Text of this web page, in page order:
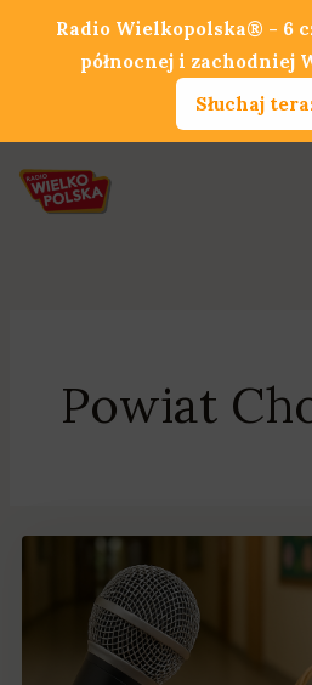
Powiat
Radio Wielkopolska® - 6
północnej i zachodniej
Słuchaj